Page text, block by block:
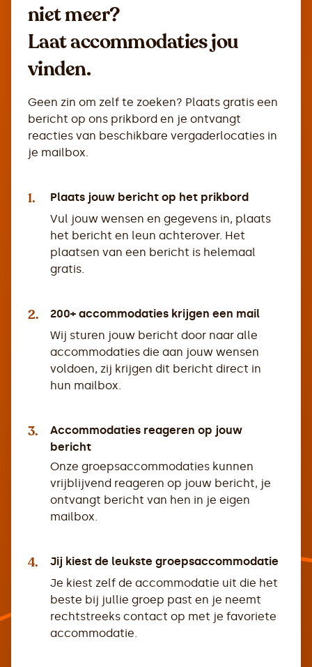
niet meer?
Laat accommodaties jou
vinden.
Geen zin om zelf te zoeken? Plaats gratis een
bericht op ons prikbord en je ontvangt
reacties van beschikbare vergaderlocaties in
je mailbox.
1.
Plaats jouw bericht op het prikbord
Vul jouw wensen en gegevens in, plaats
het bericht en leun achterover. Het
plaatsen van een bericht is helemaal
gratis.
2.
200+ accommodaties krijgen een mail
Wij sturen jouw bericht door naar alle
accommodaties die aan jouw wensen
voldoen, zij krijgen dit bericht direct in
hun mailbox.
3.
Accommodaties reageren op jouw
bericht
Onze groepsaccommodaties kunnen
vrijblijvend reageren op jouw bericht, je
ontvangt bericht van hen in je eigen
mailbox.
4.
Jij kiest de leukste groepsaccommodatie
Je kiest zelf de accommodatie uit die het
beste bij jullie groep past en je neemt
rechtstreeks contact op met je favoriete
accommodatie.